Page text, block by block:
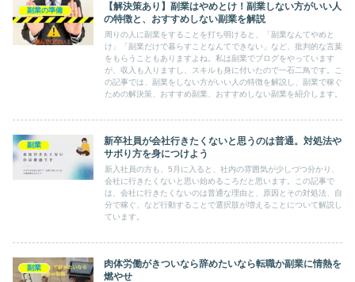
副業の準備
【解決策あり】副業はやめとけ！副業しない方がいい人
の特徴と、おすすめしない副業を解説
周りの人に副業をすることを打ち明けると、「副業なんてやめと
け」「副業だけで暮らすことなんてできない」など、批判的な言葉
をもらうこともありますよね。私は副業でブログをやっています
が、収入も入りますし、スキルも身に付いたので一石二鳥です。こ
の記事では、副業をしない方がいい人の特徴を解説し、副業で稼ぐ
ための解決策、おすすめ副業、おすすめしない副業を紹介します。
副業
新卒社員が会社行きたくないと思うのは普通。対処法や
サボり方を身につけよう
新入社員の方も、5月に入ると、社内の雰囲気が少しづつ分かり、
会社に行きたくないと思い始めるころだと思います。この記事で
は、会社に行きたくないのは普通な理由と、原因とその対処法、自
分で稼ぐ、など行動することで選択肢が増えることについて解説し
ています。
副業
肉体労働がきついなら辞めたいなら転職か副業に情熱を
燃やせ